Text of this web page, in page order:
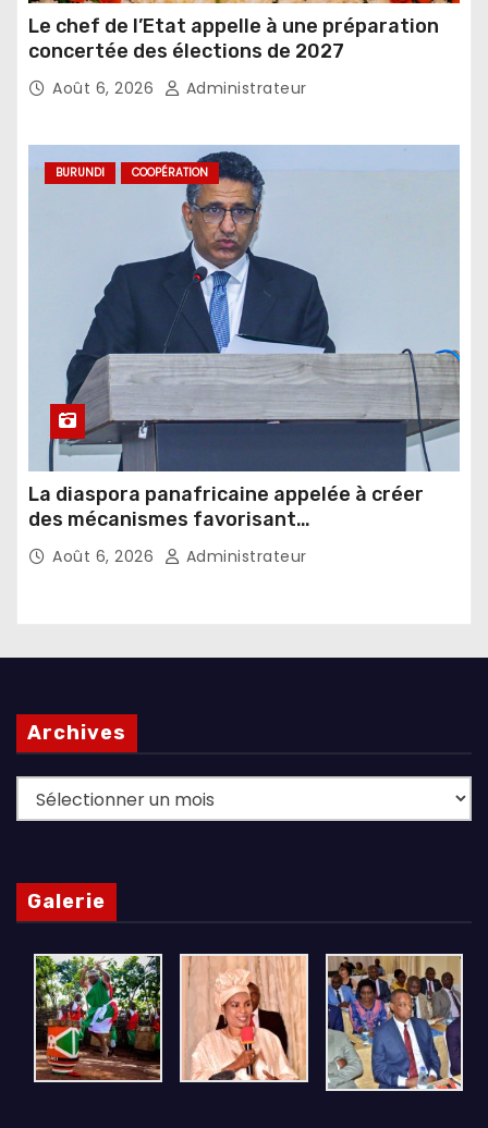
Le chef de l’Etat appelle à une préparation
concertée des élections de 2027
Août 6, 2026 Administrateur
BURUNDI COOPÉRATION
La diaspora panafricaine appelée à créer
des mécanismes favorisant
l’investissement dans les pays d’origine
Août 6, 2026 Administrateur
Archives
Archives
Galerie